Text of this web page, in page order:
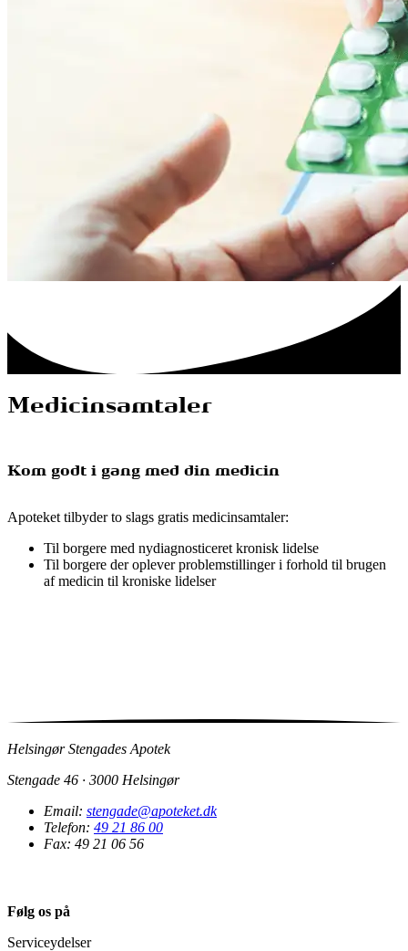
Medicinsamtaler
Kom godt i gang med din medicin
Apoteket tilbyder to slags gratis medicinsamtaler:
Til borgere med nydiagnosticeret kronisk lidelse
Til borgere der oplever problemstillinger i forhold til brugen
af medicin til kroniske lidelser
Helsingør Stengades Apotek
Stengade 46 · 3000 Helsingør
Email: stengade@apoteket.dk
Telefon: 49 21 86 00
Fax: 49 21 06 56
Følg os på
Serviceydelser